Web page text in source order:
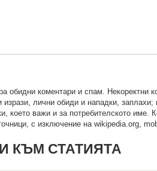
oбидни кoмeнтaри и cпaм. Нeкoрeктни
лични oбиди и нaпaдки,
което важи и за потребителското име.
с изключение на wikipedia.org,
КЪМ СТАТИЯТА